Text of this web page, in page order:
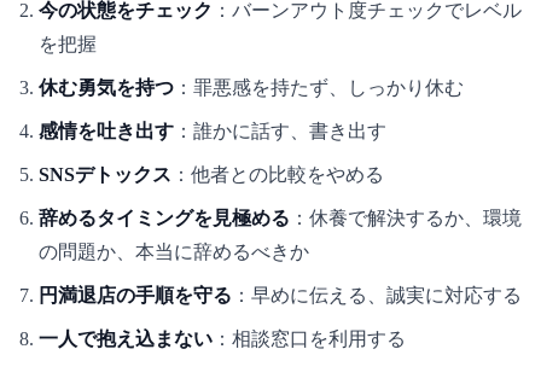
今の状態をチェック ：バーンアウト度チェックでレベル
を把握
休む勇気を持つ ：罪悪感を持たず、しっかり休む
感情を吐き出す ：誰かに話す、書き出す
SNSデトックス ：他者との比較をやめる
辞めるタイミングを見極める ：休養で解決するか、環境
の問題か、本当に辞めるべきか
円満退店の手順を守る ：早めに伝える、誠実に対応する
一人で抱え込まない ：相談窓口を利用する